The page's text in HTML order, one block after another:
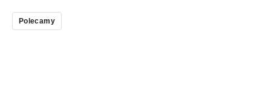
Polecamy